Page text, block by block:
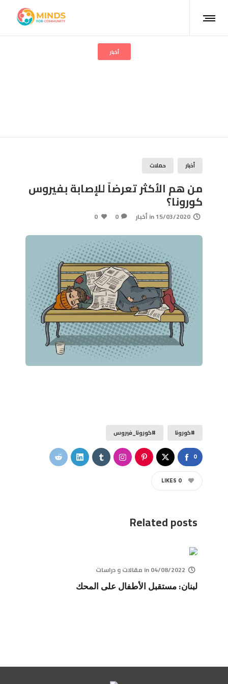
أخبار
أخبار حملات
من هم الأكثر تعرضاً للإصابة بفيروس
كورونا؟
15/03/2020
inأخبار 0
0
#كورونا #كورونا_فيروس
0
0
LIKES
Related posts
04/08/2022
in مقالات و دراسات
لبنان: مستقبل الأطفال على المحك